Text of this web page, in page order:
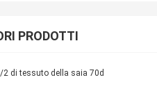
PRODOTTI
2 di tessuto della saia 70d